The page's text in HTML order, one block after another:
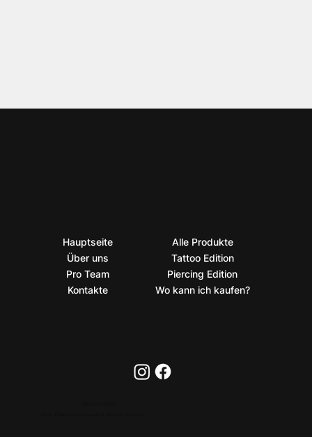
Hauptseite
Über uns
Pro Team
Kontakte
Alle Produkte
Tattoo Edition
Piercing Edition
Wo kann ich kaufen?